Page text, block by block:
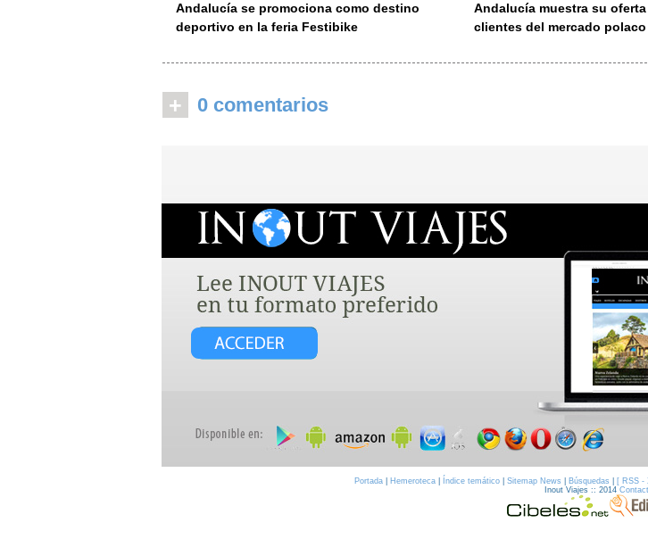
Andalucía se promociona como destino
deportivo en la feria Festibike
Andalucía muestra su
clientes del mercado polaco
+ 0 comentarios
Portada Hemeroteca Índice temático Sitemap News Búsquedas [ RSS -
Inout Viajes :: 2014